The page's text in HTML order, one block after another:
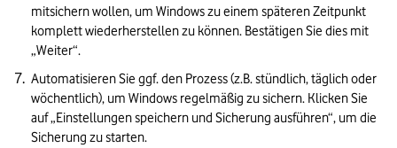
mitsichern wollen, um Windows zu einem späteren Zeitpunkt
komplett wiederherstellen zu können. Bestätigen Sie dies mit
„Weiter“.
Automatisieren Sie ggf. den Prozess (z.B. stündlich, täglich oder
wöchentlich), um Windows regelmäßig zu sichern. Klicken Sie
auf „Einstellungen speichern und Sicherung ausführen“, um die